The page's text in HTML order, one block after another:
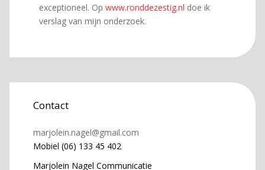
exceptioneel. Op www.ronddezestig.nl doe ik
verslag van mijn onderzoek.
Contact
marjolein.nagel@gmail.com
Mobiel (06) 133 45 402
Marjolein Nagel Communicatie